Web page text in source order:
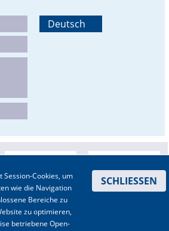
Deutsch
Session-Cookies, um
wie die Navigation
Bereiche zu
zu optimieren,
betriebene Open-
SCHLIESSEN